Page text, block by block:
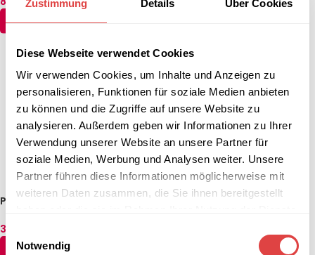
Zustimmung Details Über Cookies
Diese Webseite verwendet Cookies
Wir verwenden Cookies, um Inhalte und Anzeigen zu
personalisieren, Funktionen für soziale Medien anbieten
zu können und die Zugriffe auf unsere Website zu
analysieren. Außerdem geben wir Informationen zu Ihrer
Verwendung unserer Website an unsere Partner für
soziale Medien, Werbung und Analysen weiter. Unsere
Partner führen diese Informationen möglicherweise mit
weiteren Daten zusammen, die Sie ihnen bereitgestellt
Einwilligungsauswahl
Notwendig
(inkl. MwSt.)
IN DEN WARENKORB
(inkl. MwSt.)
Pizzaofen – 6x Ø 35 cm | 8
mit Schamottsteinboden – 1
Backkammer
3.687,81
IN DEN WARENKORB
Pizzaofen – 4x Ø 35 cm | 5